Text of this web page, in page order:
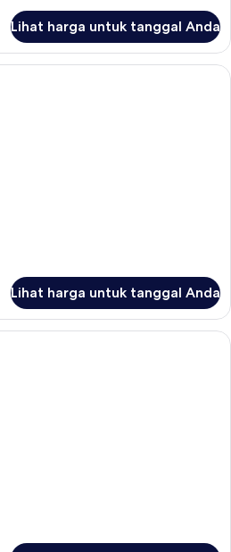
Lihat harga untuk tanggal Anda
Perlengkapan mandi gratis,
Lihat harga untuk tanggal Anda
Kamar Junior | Minibar, brankas,